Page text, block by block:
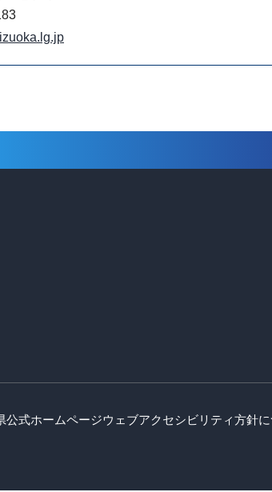
公式ホームページウェブアクセシビリティ方針に